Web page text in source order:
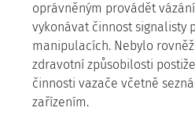
oprávněným provádět
vykonávat činnost signalisty
manipulacích. Nebylo
zdravotní způsobilosti
činnosti vazače včetně
zařízením.